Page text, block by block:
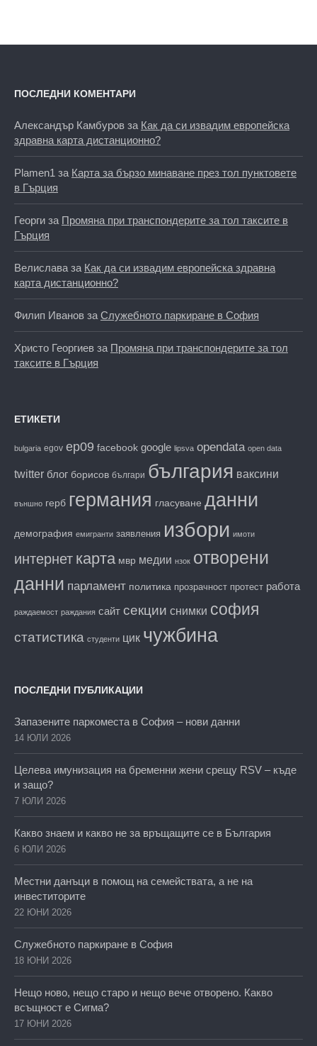
ПОСЛЕДНИ КОМЕНТАРИ
Александър Камбуров за Как да си извадим европейска
здравна карта дистанционно?
Plamen1 за Карта за бързо минаване през тол пунктовете
в Гърция
Георги за Промяна при транспондерите за тол таксите в
Гърция
Велислава за Как да си извадим европейска здравна
карта дистанционно?
Филип Иванов за Служебното паркиране в София
Христо Георгиев за Промяна при транспондерите за тол
таксите в Гърция
ЕТИКЕТИ
bulgaria egov ep09 facebook google lipsva opendata open data
twitter блог борисов българи българия ваксини
външно герб германия гласуване данни
демография емигранти заявления избори имоти
интернет карта мвр медии нзок отворени
данни парламент политика прозрачност протест работа
раждаемост раждания сайт секции снимки софия
статистика студенти цик чужбина
ПОСЛЕДНИ ПУБЛИКАЦИИ
Запазените паркоместа в София – нови данни
14 ЮЛИ 2026
Целева имунизация на бременни жени срещу RSV – къде
и защо?
7 ЮЛИ 2026
Какво знаем и какво не за връщащите се в България
6 ЮЛИ 2026
Местни данъци в помощ на семействата, а не на
инвеститорите
22 ЮНИ 2026
Служебното паркиране в София
18 ЮНИ 2026
Нещо ново, нещо старо и нещо вече отворено. Какво
всъщност е Сигма?
17 ЮНИ 2026